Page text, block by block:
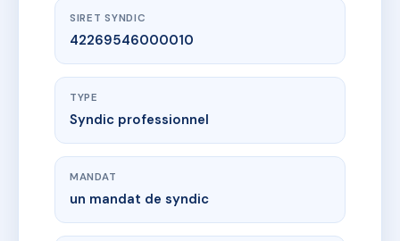
SIRET SYNDIC
42269546000010
TYPE
Syndic professionnel
MANDAT
un mandat de syndic